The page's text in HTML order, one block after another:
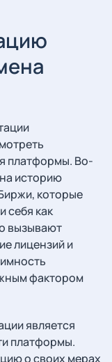
платформы. Во-
историю
которые
себя как
вызывают
лицензий и
фактором
является
платформы.
о своих мерах